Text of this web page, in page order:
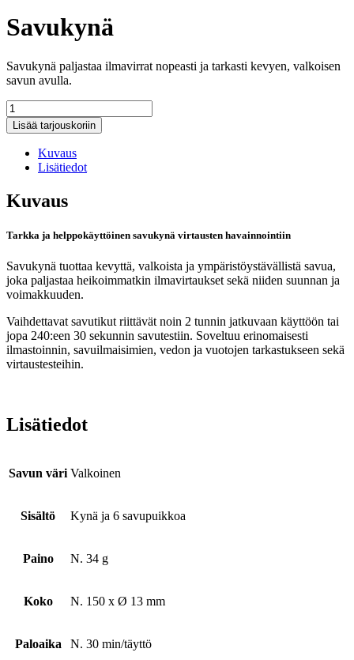
Savukynä
Savukynä paljastaa ilmavirrat nopeasti ja tarkasti kevyen, valkoisen
savun avulla.
Savukynä
määrä
Lisää tarjouskoriin
Kuvaus
Lisätiedot
Kuvaus
Tarkka ja helppokäyttöinen savukynä virtausten havainnointiin
Savukynä tuottaa kevyttä, valkoista ja ympäristöystävällistä savua,
joka paljastaa heikoimmatkin ilmavirtaukset sekä niiden suunnan ja
voimakkuuden.
Vaihdettavat savutikut riittävät noin 2 tunnin jatkuvaan käyttöön tai
jopa 240:een 30 sekunnin savutestiin. Soveltuu erinomaisesti
ilmastoinnin, savuilmaisimien, vedon ja vuotojen tarkastukseen sekä
virtaustesteihin.
Lisätiedot
Savun väri Valkoinen
Sisältö Kynä ja 6 savupuikkoa
Paino N. 34 g
Koko N. 150 x Ø 13 mm
Paloaika N. 30 min/täyttö